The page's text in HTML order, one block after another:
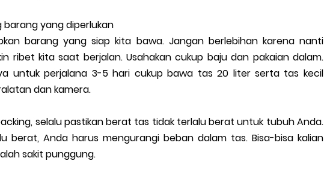
barang yang diperlukan
barang yang siap kita bawa. Jangan berlebihan karena nanti
ribet kita saat berjalan. Usahakan cukup baju dan pakaian dalam.
untuk perjalana 3-5 hari cukup bawa tas 20 liter serta tas kecil
dan kamera.
selalu pastikan berat tas tidak terlalu berat untuk tubuh Anda.
berat, Anda harus mengurangi beban dalam tas. Bisa-bisa kalian
sakit punggung.